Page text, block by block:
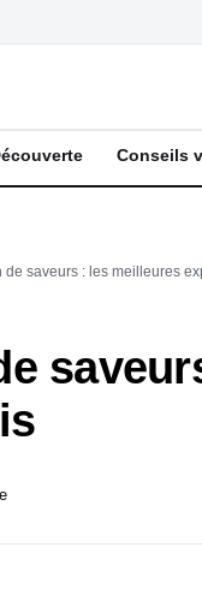
Conseils
de saveurs : les meilleures